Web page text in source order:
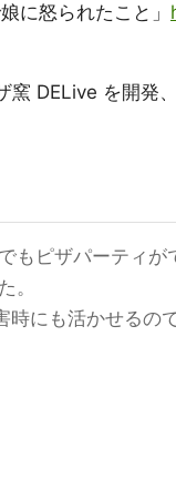
に怒られたこと」
窯 DELive を開発
もピザパーティが
。
にも活かせるの